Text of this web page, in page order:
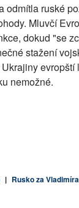
odmítla ruské
Mluvčí
dokud "se
stažení
nemožné.
| Rusko za